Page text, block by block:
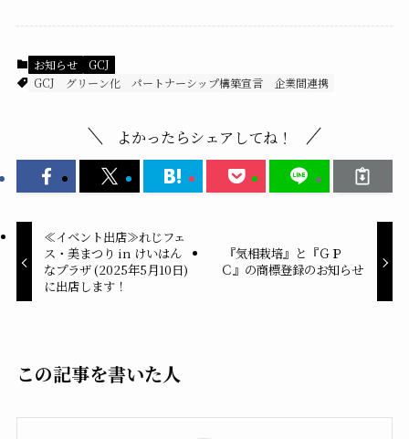
お知らせ
GCJ
GCJ
グリーン化 パートナーシップ構築宣言 企業間連携
よかったらシェアしてね！
≪イベント出店≫れじフェ
ス・美まつり in けいはん
なプラザ (2025年5月10日)
に出店します！
『気相栽培』と『ＧＰ
Ｃ』の商標登録のお知らせ
この記事を書いた人